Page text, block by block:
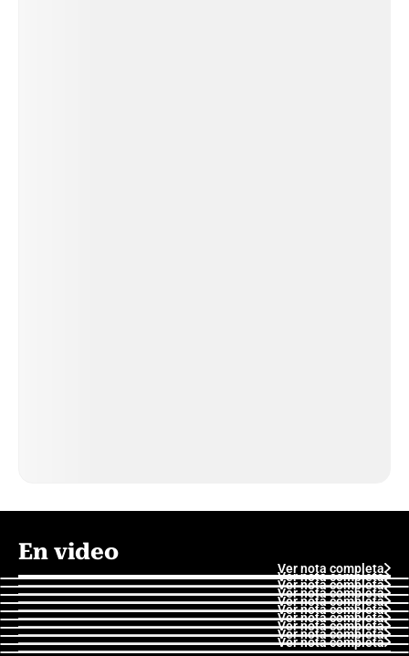
En video
Ver nota completa
Ver nota completa
Ver nota completa
Ver nota completa
Ver nota completa
Ver nota completa
Ver nota completa
Ver nota completa
Ver nota completa
Ver nota completa